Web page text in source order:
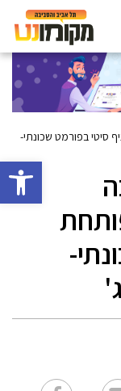
פתח
סיטי בפורמט שכונתי-